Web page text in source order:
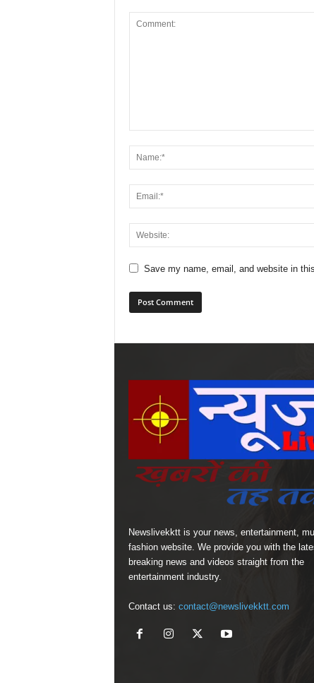
Save my name, email, and website in
Newslivekktt is your news, entertainment,
fashion website. We provide you with the
breaking news and videos straight from the
entertainment industry.
Contact us: contact@newslivekktt.com